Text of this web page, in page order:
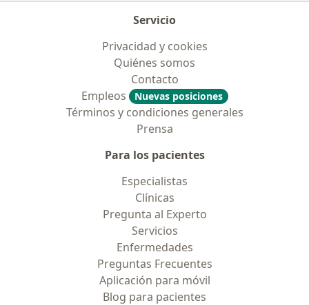
Servicio
Privacidad y cookies
Quiénes somos
Contacto
Empleos
Nuevas posiciones
Términos y condiciones generales
Prensa
Para los pacientes
Especialistas
Clínicas
Pregunta al Experto
Servicios
Enfermedades
Preguntas Frecuentes
Aplicación para móvil
Blog para pacientes